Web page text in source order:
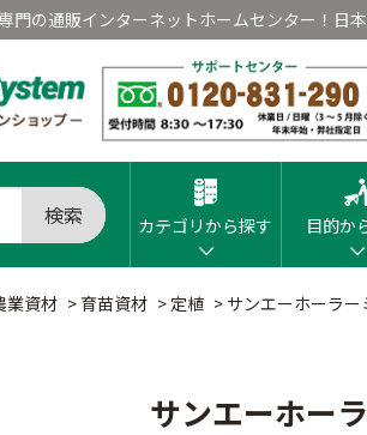
門の通販インターネットホームセンター！日
検索 カテゴリから探す 目的か
業資材 > 育苗資材 > 定植 > サンエーホーラー
サンエーホー